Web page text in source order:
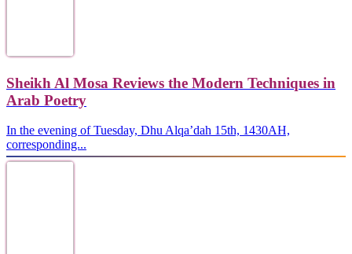
Sheikh Al Mosa Reviews the Modern Techniques in
Arab Poetry
In the evening of Tuesday, Dhu Alqa’dah 15th, 1430AH,
corresponding...